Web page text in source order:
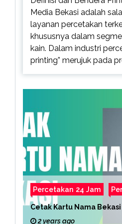
Media Bekasi adalah
layanan percetakan
khususnya dalam
kain. Dalam industri
printing” merujuk pada
Percetakan 24 Jam
Cetak Kartu Nama Bekasi
2 years ago